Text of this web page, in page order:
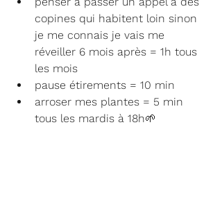
copines qui habitent loin sinon
je me connais je vais me
réveiller 6 mois après = 1h tous
les mois
pause étirements = 10 min
arroser mes plantes = 5 min
tous les mardis à 18h🌱